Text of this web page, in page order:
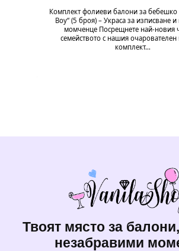
Комплект фолиеви балони за бебешко
Boy“ (5 броя) – Украса за изписване
момченце Посрещнете най-новия
семейството с нашия
комплект…
Твоят място за
незабравими